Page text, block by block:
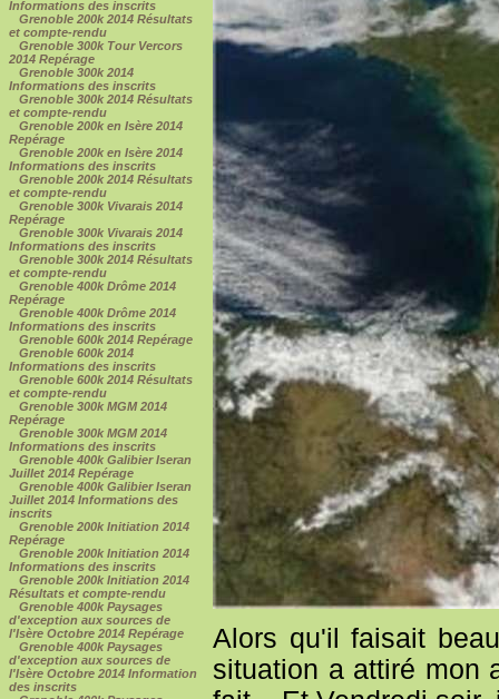
Informations des inscrits
Grenoble 200k 2014 Résultats
et compte-rendu
Grenoble 300k Tour Vercors
2014 Repérage
Grenoble 300k 2014
Informations des inscrits
Grenoble 300k 2014 Résultats
et compte-rendu
Grenoble 200k en Isère 2014
Repérage
Grenoble 200k en Isère 2014
Informations des inscrits
Grenoble 200k 2014 Résultats
et compte-rendu
Grenoble 300k Vivarais 2014
Repérage
Grenoble 300k Vivarais 2014
Informations des inscrits
Grenoble 300k 2014 Résultats
et compte-rendu
Grenoble 400k Drôme 2014
Repérage
Grenoble 400k Drôme 2014
Informations des inscrits
Grenoble 600k 2014 Repérage
Grenoble 600k 2014
Informations des inscrits
Grenoble 600k 2014 Résultats
et compte-rendu
Grenoble 300k MGM 2014
Repérage
Grenoble 300k MGM 2014
Informations des inscrits
Grenoble 400k Galibier Iseran
Juillet 2014 Repérage
Grenoble 400k Galibier Iseran
Juillet 2014 Informations des
inscrits
Grenoble 200k Initiation 2014
Repérage
Grenoble 200k Initiation 2014
Informations des inscrits
Grenoble 200k Initiation 2014
Résultats et compte-rendu
Grenoble 400k Paysages
d'exception aux sources de
l'Isère Octobre 2014 Repérage
Grenoble 400k Paysages
d'exception aux sources de
l'Isère Octobre 2014 Information
des inscrits
Alors qu'il faisait
situation a attiré mon